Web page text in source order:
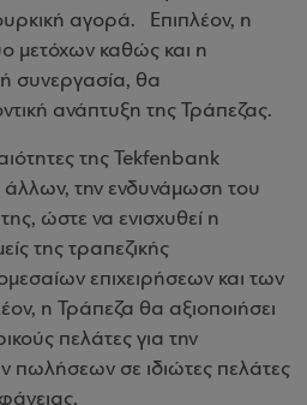
αγορά.
Επιπλέον, η
μετόχων καθώς και η
συνεργασία, θα
ανάπτυξη της Τράπεζας.
της Tekfenbank
άλλων, την ενδυνάμωση του
ώστε να ενισχυθεί η
της τραπεζικής
επιχειρήσεων και των
η Τράπεζα θα αξιοποιήσει
πελάτες για την
σε ιδιώτες πελάτες